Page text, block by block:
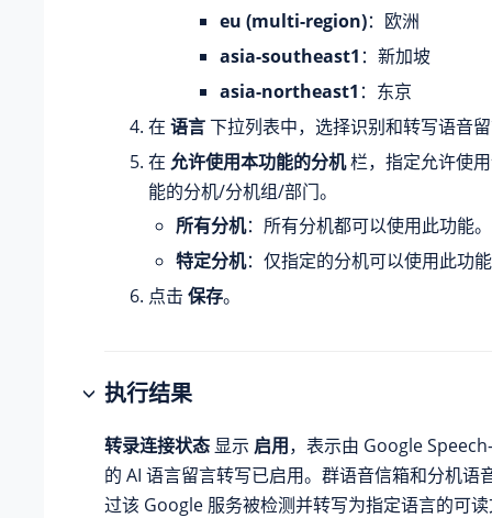
eu (multi-region)：欧洲
asia-southeast1 ：新加坡
asia-northeast1 ：东京
在 语言下拉列表中，选择识别和转写语音
在 允许使用本功能的分机栏，指定允许使
能的分机/分机组/部门。
所有分机：所有分机都可以使用此功能。
特定分机：仅指定的分机可以使用此功
点击 保存。
执行结果
转录连接状态 显示 启用，表示由 Google
的 AI 语言留言转写已启用。群语音信箱和分机语
过该 Google 服务被检测并转写为指定语言的可